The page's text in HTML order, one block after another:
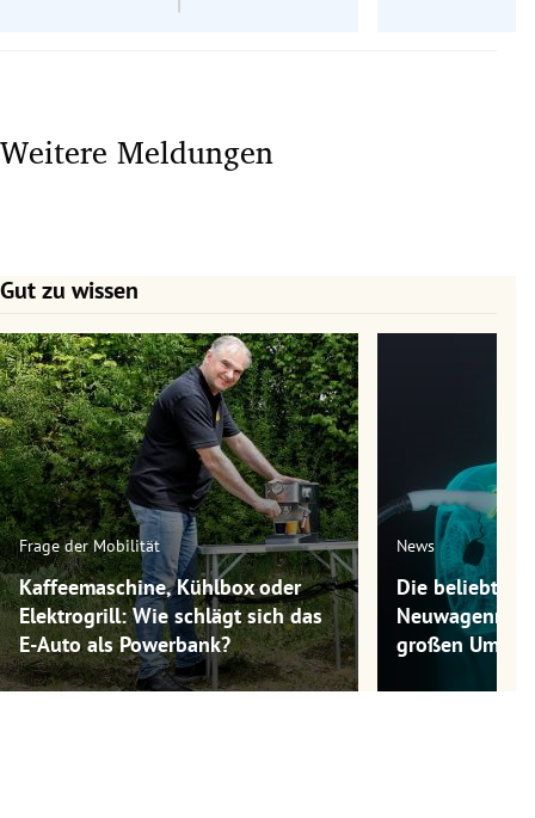
Weitere Meldungen
Gut zu wissen
Slide 1 von 7
Frage der Mobilität
Kaffeemaschine, Kühlbox oder
Elektrogrill: Wie schlägt sich das
E-Auto als Powerbank?
News
Die
großen